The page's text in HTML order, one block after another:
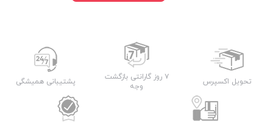
AK272TM
تحویل اکسپرس
۷ روز گارانتی بازگشت
وجه
پشتیبانی همیشگی